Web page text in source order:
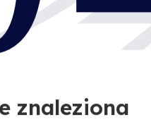
znaleziona